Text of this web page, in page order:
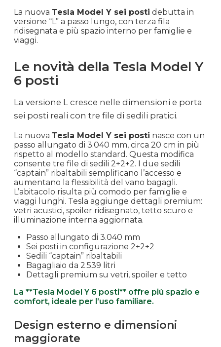
La nuova Tesla Model Y sei posti debutta in
versione “L” a passo lungo, con terza fila
ridisegnata e più spazio interno per famiglie e
viaggi.
Le novità della Tesla Model Y
6 posti
La versione L cresce nelle dimensioni e porta
sei posti reali con tre file di sedili pratici.
La nuova Tesla Model Y sei posti nasce con un
passo allungato di 3.040 mm, circa 20 cm in più
rispetto al modello standard. Questa modifica
consente tre file di sedili 2+2+2. I due sedili
“captain” ribaltabili semplificano l’accesso e
aumentano la flessibilità del vano bagagli.
L’abitacolo risulta più comodo per famiglie e
viaggi lunghi. Tesla aggiunge dettagli premium:
vetri acustici, spoiler ridisegnato, tetto scuro e
illuminazione interna aggiornata.
Passo allungato di 3.040 mm
Sei posti in configurazione 2+2+2
Sedili “captain” ribaltabili
Bagagliaio da 2.539 litri
Dettagli premium su vetri, spoiler e tetto
La **Tesla Model Y 6 posti** offre più spazio e
comfort, ideale per l’uso familiare.
Design esterno e dimensioni
maggiorate